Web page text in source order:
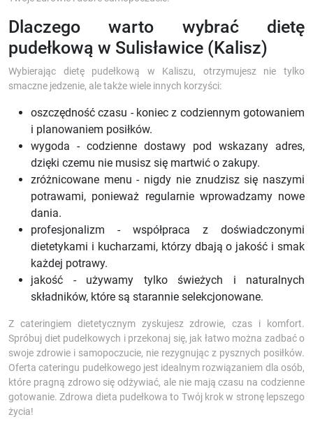
Dlaczego warto wybrać dietę
pudełkową w Sulisławice (Kalisz)
Wybierając dietę pudełkową w Kaliszu, otrzymujesz nie tylko
smaczne jedzenie, ale także wiele innych korzyści:
oszczędność czasu - koniec z codziennym gotowaniem
i planowaniem posiłków.
wygoda - codzienne dostawy pod wskazany adres,
dzięki czemu nie musisz się martwić o zakupy.
zróżnicowane menu - nigdy nie znudzisz się naszymi
potrawami, ponieważ regularnie wprowadzamy nowe
dania.
profesjonalizm - współpraca z doświadczonymi
dietetykami i kucharzami, którzy dbają o jakość i smak
każdej potrawy.
jakość - używamy tylko świeżych i naturalnych
składników, które są starannie selekcjonowane.
Z cateringiem dietetycznym zyskujesz zdrowie, czas i komfort.
Spróbuj diet pudełkowych i przekonaj się, jak łatwo można zadbać o
swoje zdrowie i samopoczucie, nie rezygnując z pysznych posiłków.
Oferta cateringu pudełkowego jest idealnym rozwiązaniem dla osób,
które pragną zdrowo się odżywiać, ale nie mają czasu na codzienne
gotowanie. Zdrowa dieta pudełkowa to Twój krok w stronę lepszego
życia!